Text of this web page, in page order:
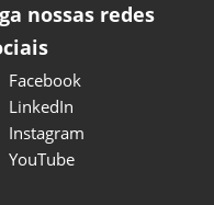
nossas redes
Facebook
LinkedIn
Instagram
YouTube